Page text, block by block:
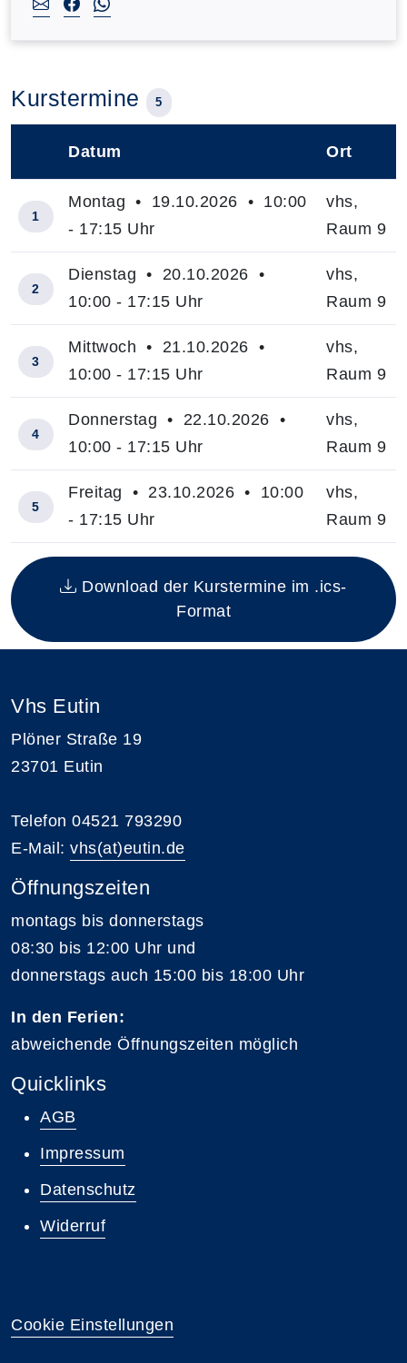
Kurstermine 5
Insgesamt gibt es 5 Termine zum diesen Kurs
Datum Ort
1
Montag • 19.10.2026 • 10:00
- 17:15 Uhr
vhs,
Raum 9
2
Dienstag • 20.10.2026 •
10:00 - 17:15 Uhr
vhs,
Raum 9
3
Mittwoch • 21.10.2026 •
10:00 - 17:15 Uhr
vhs,
Raum 9
4
Donnerstag • 22.10.2026 •
10:00 - 17:15 Uhr
vhs,
Raum 9
5
Freitag • 23.10.2026 • 10:00
- 17:15 Uhr
vhs,
Raum 9
Download der Kurstermine im .ics-
Format
Vhs Eutin
Plöner Straße 19
23701 Eutin
Telefon 04521 793290
E-Mail: vhs(at)eutin.de
Öffnungszeiten
montags bis donnerstags
08:30 bis 12:00 Uhr und
donnerstags auch 15:00 bis 18:00 Uhr
In den Ferien:
abweichende Öffnungszeiten möglich
Quicklinks
AGB
Impressum
Datenschutz
Widerruf
Cookie Einstellungen